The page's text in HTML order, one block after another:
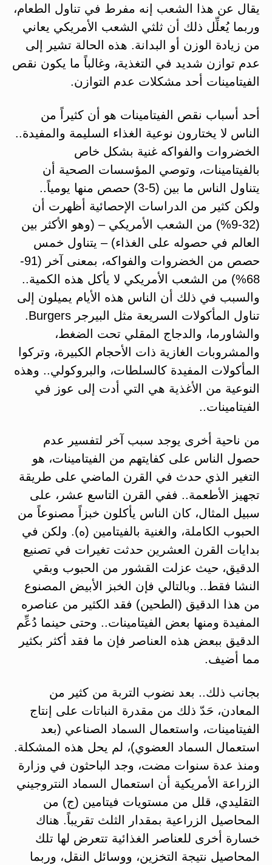
يقال عن هذا الشعب إنه مفرط في تناول الطعام،
وربما يُعلِّل ذلك أن ثلثي الشعب الأمريكي يعاني
من زيادة الوزن أو البدانة. هذه الحالة تشير إلى
عدم توازن شديد في التغذية، وغالباً ما يكون نقص
الفيتامينات أحد مشكلات عدم التوازن.
أحد أسباب نقص الفيتامينات هو أن كثيراً من
الناس لا يختارون نوعية الغذاء السليمة والمفيدة..
الخضروات والفواكه غنية بشكل خاص
بالفيتامينات، وتوصي المؤسسات الصحية أن
يتناول الناس ما بين (5-3) حصص منها يومياً..
ولكن كثير من الدراسات الإحصائية أظهرت أن
(32-9%) من الشعب الأمريكي – (وهو الأكثر بين
العالم في حصوله على الغذاء) – يتناول خمس
حصص من الخضروات والفواكه، بمعنى آخر (91-
68%) من الشعب الأمريكي لا يأكل هذه الكمية..
والسبب في ذلك أن الناس هذه الأيام يميلون إلى
تناول المأكولات السريعة مثل البيرجر Burgers.
والشاورما، والدجاج المقلي تحت الضغط،
والمشروبات الغازية ذات الأحجام الكبيرة، وتركوا
المأكولات المفيدة كالسلطات، والبروكولي.. وهذه
النوعية من الأغذية هي التي أدت إلى عوز في
الفيتامينات..
من ناحية أخرى يوجد سبب آخر لتفسير عدم
حصول الناس على كفايتهم من الفيتامينات، هو
التغير الذي حدث في القرن الماضي على طريقة
تجهيز الأطعمة.. ففي القرن التاسع عشر، على
سبيل المثال، كان الناس يأكلون خبزاً مصنوعاً من
الحبوب الكاملة، والغنية بالفيتامين (ه). ولكن في
بدايات القرن العشرين حدثت تغيرات في تصنيع
الدقيق، حيث عزلت القشور من الحبوب وبقي
النشا فقط.. وبالتالي فإن الخبز الأبيض المصنوع
من هذا الدقيق (الطحين) فقد الكثير من عناصره
المفيدة ومنها بعض الفيتامينات.. وحتى حينما دُعِّم
الدقيق ببعض هذه العناصر فإن ما فقد أكثر بكثير
مما أضيف.
بجانب ذلك.. بعد نضوب التربة من كثير من
المعادن، حَدّ ذلك من مقدرة النباتات على إنتاج
الفيتامينات، واستعمال السماد الصناعي (بعد
استعمال السماد العضوي)، لم يحل هذه المشكلة.
ومنذ عدة سنوات مضت، وجد الباحثون في وزارة
الزراعة الأمريكية أن استعمال السماد النتروجيني
التقليدي، قلل من مستويات فيتامين (ج) من
المحاصيل الزراعية بمقدار الثلث تقريباً. هناك
خسارة أخرى للعناصر الغذائية تتعرض لها تلك
المحاصيل نتيجة التخزين، ووسائل النقل، وربما